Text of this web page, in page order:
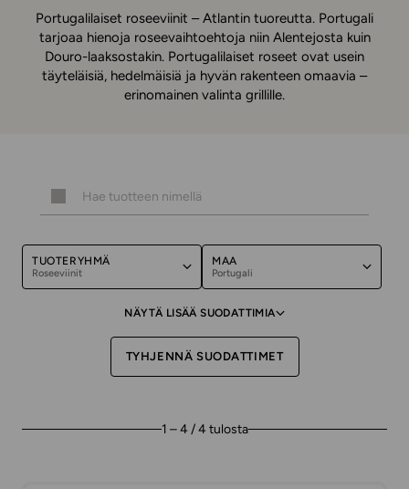
Portugalilaiset roseeviinit – Atlantin tuoreutta. Portugali
tarjoaa hienoja roseevaihtoehtoja niin Alentejosta kuin
Douro-laaksostakin. Portugalilaiset roseet ovat usein
täyteläisiä, hedelmäisiä ja hyvän rakenteen omaavia –
erinomainen valinta grillille.
TUOTERYHMÄ
Roseeviinit
MAA
Portugali
NÄYTÄ LISÄÄ SUODATTIMIA
TYHJENNÄ SUODATTIMET
1 – 4 / 4 tulosta